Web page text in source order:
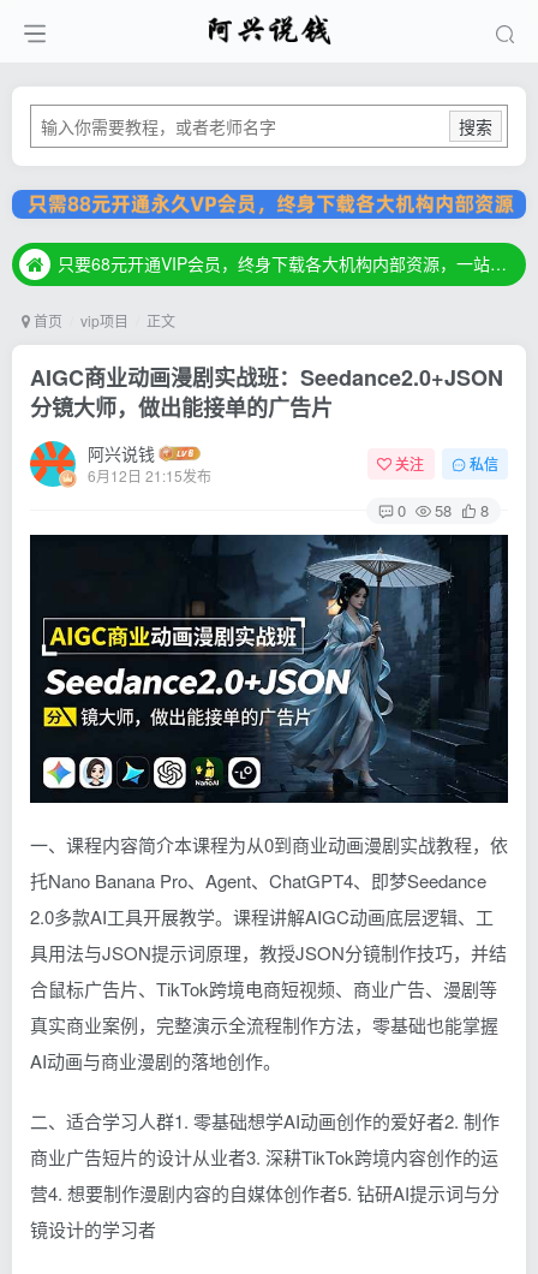
搜索
只要68元开通VIP会员，终身下载各大机构内部资源，一站式草根创业基地，最新最强网赚教程大全，小投入，大回报！
只要68元开通VIP会员，终身下载各大机构内部资源，一站式草根创业基地，最新最强网赚教程大全，小投入，大回报！
首页 vip项目 正文
AIGC商业动画漫剧实战班：Seedance2.0+JSON
分镜大师，做出能接单的广告片
阿兴说钱
6月12日 21:15发布
关注 私信
0 58 8
一、课程内容简介本课程为从0到商业动画漫剧实战教程，依
托Nano Banana Pro、Agent、ChatGPT4、即梦Seedance
2.0多款AI工具开展教学。课程讲解AIGC动画底层逻辑、工
具用法与JSON提示词原理，教授JSON分镜制作技巧，并结
合鼠标广告片、TikTok跨境电商短视频、商业广告、漫剧等
真实商业案例，完整演示全流程制作方法，零基础也能掌握
AI动画与商业漫剧的落地创作。
二、适合学习人群1. 零基础想学AI动画创作的爱好者2. 制作
商业广告短片的设计从业者3. 深耕TikTok跨境内容创作的运
营4. 想要制作漫剧内容的自媒体创作者5. 钻研AI提示词与分
镜设计的学习者